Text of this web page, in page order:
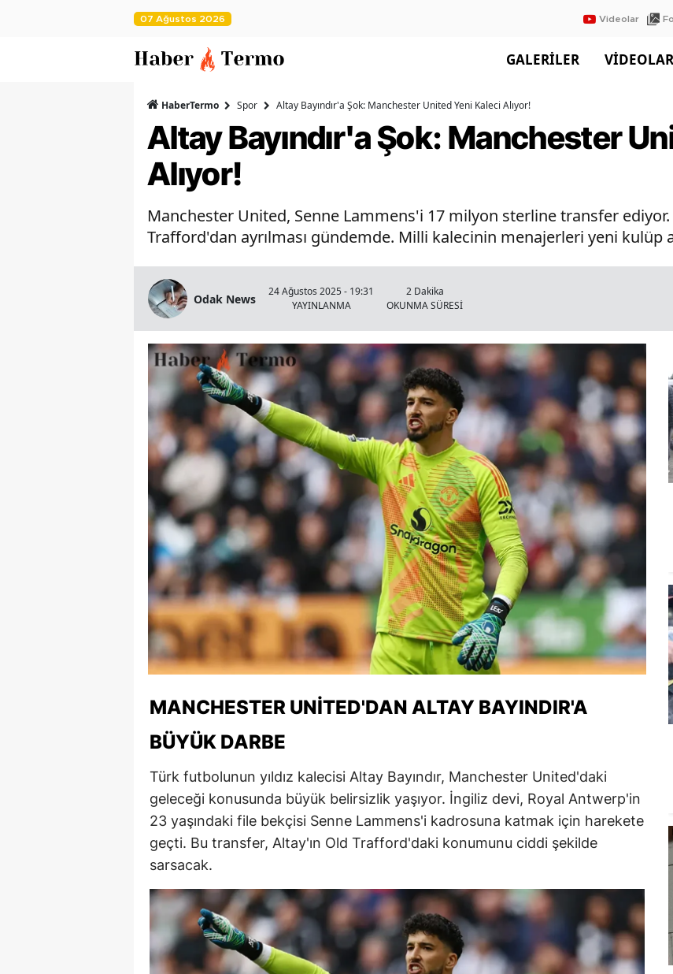
07 Ağustos 2026 Videolar
GALERİLER VİDEOLAR
HaberTermo Spor Altay Bayındır'a Şok: Manchester United Yeni Kaleci Alıyor!
Altay Bayındır'a Şok: Manchester
Alıyor!
Manchester United, Senne Lammens'i 17 milyon sterline transfer ediyor.
Trafford'dan ayrılması gündemde. Milli kalecinin menajerleri yeni kulüp
Odak News
24 Ağustos 2025 - 19:31
YAYINLANMA
2 Dakika
OKUNMA SÜRESİ
MANCHESTER UNITED'DAN ALTAY BAYINDIR'A
BÜYÜK DARBE
Türk futbolunun yıldız kalecisi Altay Bayındır, Manchester United'daki
geleceği konusunda büyük belirsizlik yaşıyor. İngiliz devi, Royal Antwerp'in
23 yaşındaki file bekçisi Senne Lammens'i kadrosuna katmak için harekete
geçti. Bu transfer, Altay'ın Old Trafford'daki konumunu ciddi şekilde
sarsacak.